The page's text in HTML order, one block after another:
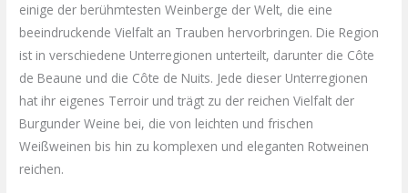
einige der berühmtesten Weinberge der Welt, die eine
beeindruckende Vielfalt an Trauben hervorbringen. Die Region
ist in verschiedene Unterregionen unterteilt, darunter die Côte
de Beaune und die Côte de Nuits. Jede dieser Unterregionen
hat ihr eigenes Terroir und trägt zu der reichen Vielfalt der
Burgunder Weine bei, die von leichten und frischen
Weißweinen bis hin zu komplexen und eleganten Rotweinen
reichen.